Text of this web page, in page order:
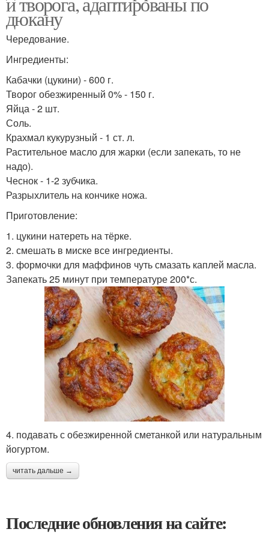
дюкану
Чередование.
Ингредиенты:
Кабачки (цукини) - 600 г.
Творог обезжиренный 0% - 150 г.
Яйца - 2 шт.
Соль.
Крахмал кукурузный - 1 ст. л.
Растительное масло для жарки (если запекать, то не
надо).
Чеснок - 1-2 зубчика.
Разрыхлитель на кончике ножа.
Приготовление:
1. цукини натереть на тёрке.
2. смешать в миске все ингредиенты.
3. формочки для маффинов чуть смазать каплей масла.
Запекать 25 минут при температуре 200*с.
4. подавать с обезжиренной сметанкой или натуральным
йогуртом.
читать дальше →
Последние обновления на сайте: